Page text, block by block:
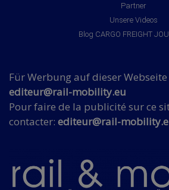
Partner
Unsere Videos
Blog CARGO FREIGHT
Für Werbung auf dieser
editeur@rail-mobility.eu
Pour faire de la publicité sur ce
contacter: editeur@rail-